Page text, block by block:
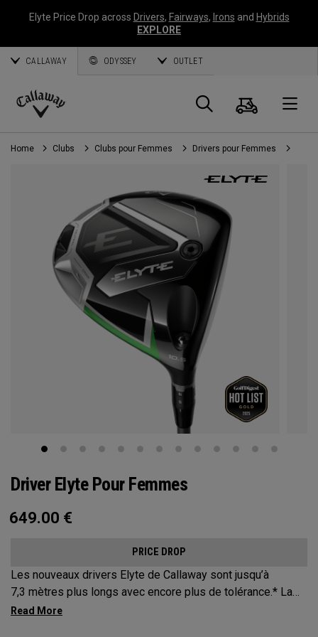
Elyte Price Drop across Drivers, Fairways, Irons and Hybrids
EXPLORE
CALLAWAY ODYSSEY OUTLET
Callaway
Golf
Panier
Home Clubs Clubs pour Femmes Drivers pour Femmes
Driver Elyte Pour Femmes
649.00 €
PRICE DROP
Les nouveaux drivers Elyte de Callaway sont jusqu’à
7,3 mètres plus longs avec encore plus de tolérance.* La
forme affinée favorise une vitesse accrue, tandis que la